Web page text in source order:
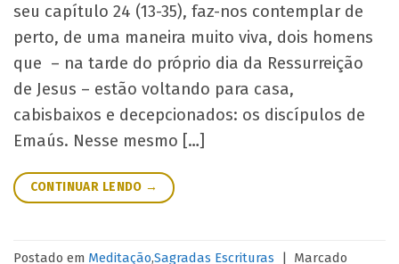
seu capítulo 24 (13-35), faz-nos contemplar de
perto, de uma maneira muito viva, dois homens
que – na tarde do próprio dia da Ressurreição
de Jesus – estão voltando para casa,
cabisbaixos e decepcionados: os discípulos de
Emaús. Nesse mesmo […]
CONTINUAR LENDO →
Postado em Meditação,Sagradas Escrituras | Marcado